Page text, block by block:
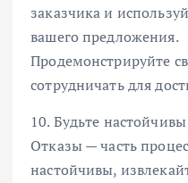
заказчика и
вашего предложения.
Продемонстрируйте
сотрудничать для
10. Будьте
Отказы — часть
настойчивы,